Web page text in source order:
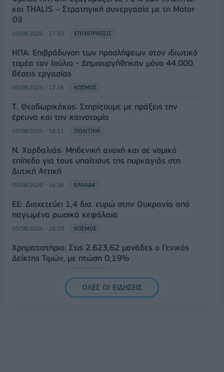
και THALIS – Στρατηγική συνεργασία με τη Motor
Oil
05/08/2026 - 17:39 ΕΠΙΧΕΙΡΗΣΕΙΣ
ΗΠΑ: Επιβράδυνση των προσλήψεων στον ιδιωτικό
τομέα τον Ιούλιο - Δημιουργήθηκαν μόνο 44.000
θέσεις εργασίας
05/08/2026 - 17:16 ΚΟΣΜΟΣ
Τ. Θεοδωρικάκος: Στηρίζουμε με πράξεις την
έρευνα και την καινοτομία
05/08/2026 - 16:51 ΠΟΛΙΤΙΚΗ
Ν. Χαρδαλιάς: Μηδενική ανοχή και σε νομικό
επίπεδο για τους υπαίτιους της πυρκαγιάς στη
Δυτική Αττική
05/08/2026 - 16:26 ΕΛΛΑΔΑ
ΕΕ: Διοχετεύει 1,4 δισ. ευρώ στην Ουκρανία από
παγωμένα ρωσικά κεφάλαια
05/08/2026 - 16:03 ΚΟΣΜΟΣ
Χρηματιστήριο: Στις 2.623,62 μονάδες ο Γενικός
Δείκτης Τιμών, με πτώση 0,19%
ΟΛΕΣ ΟΙ ΕΙΔΗΣΕΙΣ